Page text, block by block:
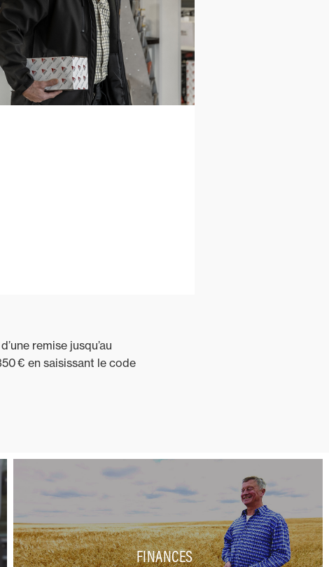
remise jusqu’au
€ en saisissant le code
FINANCES